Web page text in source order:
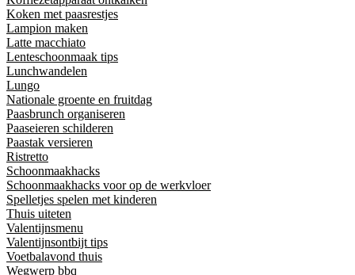
Koken met paasrestjes
Lampion maken
Latte macchiato
Lenteschoonmaak tips
Lunchwandelen
Lungo
Nationale groente en fruitdag
Paasbrunch organiseren
Paaseieren schilderen
Paastak versieren
Ristretto
Schoonmaakhacks
Schoonmaakhacks voor op de werkvloer
Spelletjes spelen met kinderen
Thuis uiteten
Valentijnsmenu
Valentijnsontbijt tips
Voetbalavond thuis
Wegwerp bbq